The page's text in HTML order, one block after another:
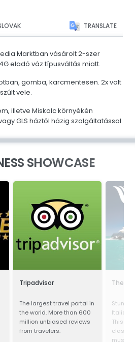
TRANSLATE
Marktban vásárolt 2-szer
eladó váz típusváltás miatt.
gomba, karcmentesen. 2x volt
vele.
illetve Miskolc környékén
GLS háztól házig szolgáltatással.
SHOWCASE
Tripadvisor
The largest travel portal in
the world. More than 600
million unbiased reviews
from travelers.
The
Italian
This
class
must